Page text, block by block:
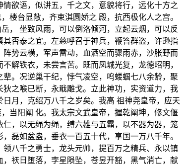
欲语，似讲五，千之文，意貌将行，远化十方之
楼台显敞，齐束淇圆娇之 殿，抗西极化人之宫。
， 坐致风雨，可以倒洛倾河，立起云烟，可以反
否泰之宜。左慈呼召于神兵，鞭笞群盗，许逊指
势云横，军声雷动，血洒空而骤雨赤，沙胀野而
解铁衣，未尝言苦。既而凤城光复，龙德昭明，
。况逆巢干纪，悖气凌空，呜蝼蝈七八余龄，聚
之喉已断，永戢雕戈。立此神功，实资道力，我
月，克绍万八千之岁矣。我高 祖神尧皇帝，应天
当阳阐 化。我太宗文武皇帝，握乾阐坤，修文偃
，以无绳为绳，缚六雄与五霸，以不器为器，笼
磊如盆盎，垂衣一百五十代，享国一万八千年。
八千之勇士，龙头元帅，提百万之精兵、永以镇
祆日堕落，孛星陨坠，苍昱开豁，黑气消亡，献